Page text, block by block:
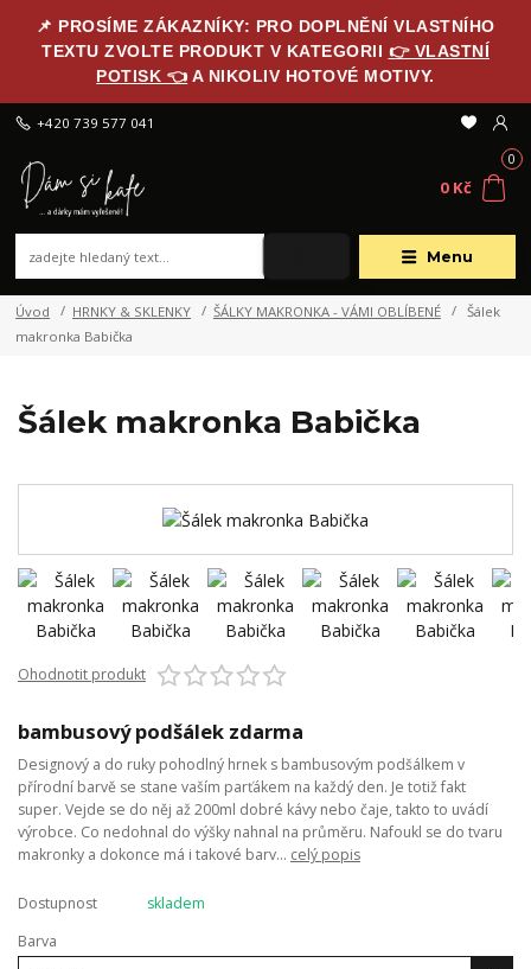
📌 PROSÍME ZÁKAZNÍKY: PRO DOPLNĚNÍ VLASTNÍHO
TEXTU ZVOLTE PRODUKT V KATEGORII 👉 VLASTNÍ
POTISK 👈 A NIKOLIV HOTOVÉ MOTIVY.
Menu
+420 739 577 041
0
0 Kč
Úvod HRNKY & SKLENKY ŠÁLKY MAKRONKA - VÁMI OBLÍBENÉ
Šálek
makronka Babička
Šálek makronka Babička
Ohodnotit produkt
bambusový podšálek zdarma
Designový a do ruky pohodlný hrnek s bambusovým podšálkem v
přírodní barvě se stane vaším parťákem na každý den. Je totiž fakt
super. Vejde se do něj až 200ml dobré kávy nebo čaje, takto to uvádí
výrobce. Co nedohnal do výšky nahnal na průměru. Nafoukl se do tvaru
makronky a dokonce má i takové barv... celý popis
Dostupnost
skladem
Barva